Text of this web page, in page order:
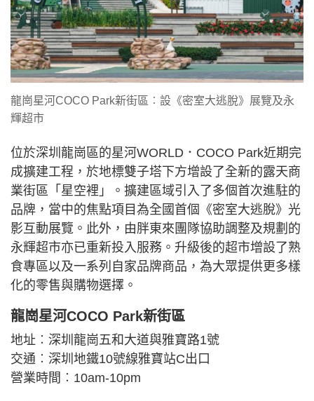
龍崗星河COCO Park新街區︰設《密室大逃脫》展覽及永
輝超市
位於深圳龍崗區的星河WORLD．COCO Park近期完
成擴建工程，於地標雙子塔下方增設了全新的露天商
業街區「星空裡」。擴建區域引入了多個首次進駐的
品牌，當中的焦點項目為全國首個《密室大逃脫》光
影互動展覽。此外，由胖東來團隊協助調整及規劃的
永輝超市亦已重新投入服務。升級後的超市增設了熟
食專區以及一系列自家品牌商品，為大眾提供更多樣
化的零售與購物選擇。
龍崗星河COCO Park新街區
地址︰深圳龍崗五和大道與雅寶路1號
交通︰深圳地鐵10號線雅寶站C出口
營業時間︰10am-10pm